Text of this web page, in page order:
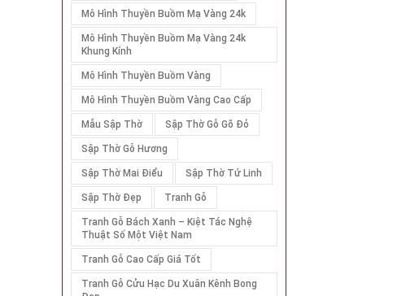
Mô Hình Thuyền Buồm Mạ Vàng 24k
Mô Hình Thuyền Buồm Mạ Vàng 24k
Khung Kính
Mô Hình Thuyền Buồm Vàng
Mô Hình Thuyền Buồm Vàng Cao Cấp
Mẫu Sập Thờ Sập Thờ Gỗ Gõ Đỏ
Sập Thờ Gỗ Hương
Sập Thờ Mai Điểu Sập Thờ Tứ Linh
Sập Thờ Đẹp Tranh Gỗ
Tranh Gỗ Bách Xanh – Kiệt Tác Nghệ
Thuật Số Một Việt Nam
Tranh Gỗ Cao Cấp Giá Tốt
Tranh Gỗ Cửu Hạc Du Xuân Kênh Bong